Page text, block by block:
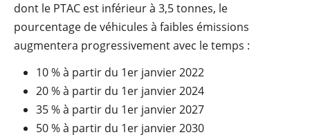
dont le PTAC est inférieur à 3,5 tonnes, le
pourcentage de véhicules à faibles émissions
augmentera progressivement avec le temps :
10 % à partir du 1er janvier 2022
20 % à partir du 1er janvier 2024
35 % à partir du 1er janvier 2027
50 % à partir du 1er janvier 2030